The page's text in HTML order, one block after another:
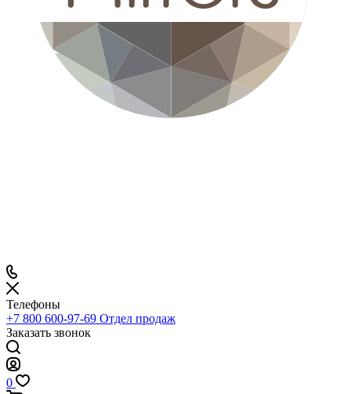
Телефоны
+7 800 600-97-69 Отдел продаж
Заказать звонок
0